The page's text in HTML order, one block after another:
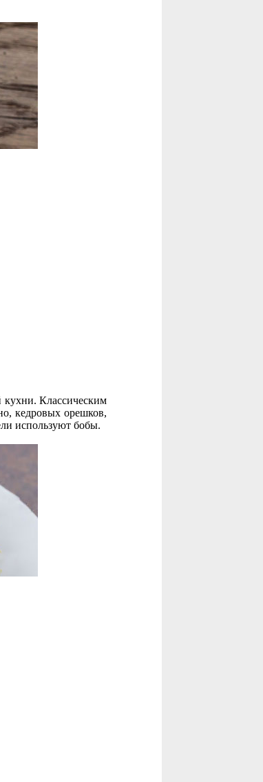
кухни. Классическим
кедровых орешков,
используют бобы.